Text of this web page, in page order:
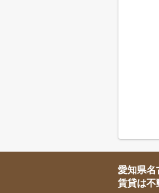
愛知県名
賃貸は不